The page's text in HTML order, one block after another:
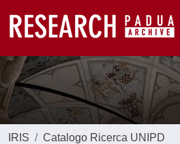
IRIS
Catalogo Ricerca UNIPD